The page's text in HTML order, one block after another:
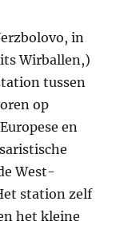
in
Wirballen,)
tussen
op
en
West-
station zelf
het kleine